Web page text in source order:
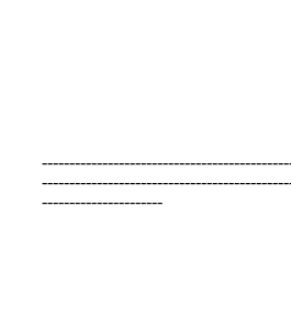
----------------------